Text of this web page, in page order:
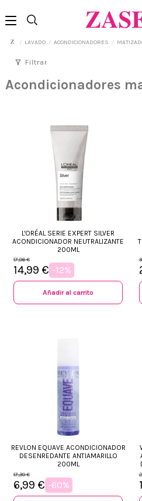
LAVADO ACONDICIONADORES
filter_alt Filtrar
Acondicionadores
L'ORÉAL SERIE EXPERT SILVER
ACONDICIONADOR NEUTRALIZANTE
200ML
17,06 €
14,99 € -12%
Añadir al carrito
REVLON EQUAVE ACONDICIONADOR
DESENREDANTE ANTIAMARILLO
200ML
17,30 €
6,99 € -60%